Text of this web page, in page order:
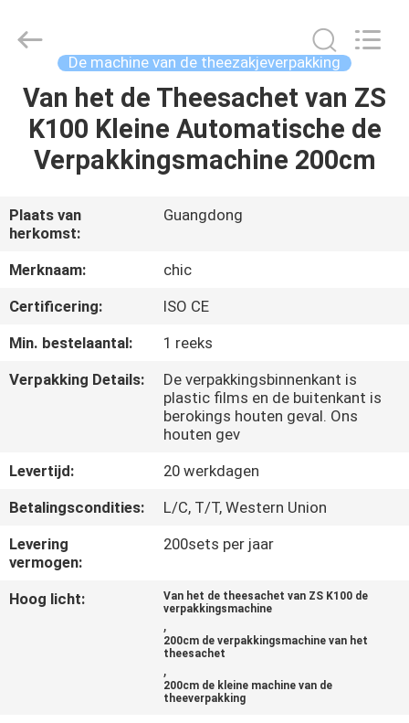
HUIS
PRODUCTEN
OVER
ONS
FABRIEKSTOCHT
MET
ONS
OP
NIEUWS
Ltd..
De machine van de theezakjeverpakking
Van het de Theesachet van ZS
K100 Kleine Automatische de
Verpakkingsmachine 200cm
Plaats van
herkomst:
Guangdong
Merknaam:
chic
Certificering:
ISO CE
Min. bestelaantal:
1 reeks
Verpakking Details:
De verpakkingsbinnenkant is
plastic films en de buitenkant is
berokings houten geval. Ons
houten gev
Levertijd:
20 werkdagen
Betalingscondities:
L/C, T/T, Western Union
Levering
vermogen:
200sets per jaar
Hoog licht:
Van het de theesachet van ZS K100 de
verpakkingsmachine
,
200cm de verpakkingsmachine van het
theesachet
,
200cm de kleine machine van de
theeverpakking